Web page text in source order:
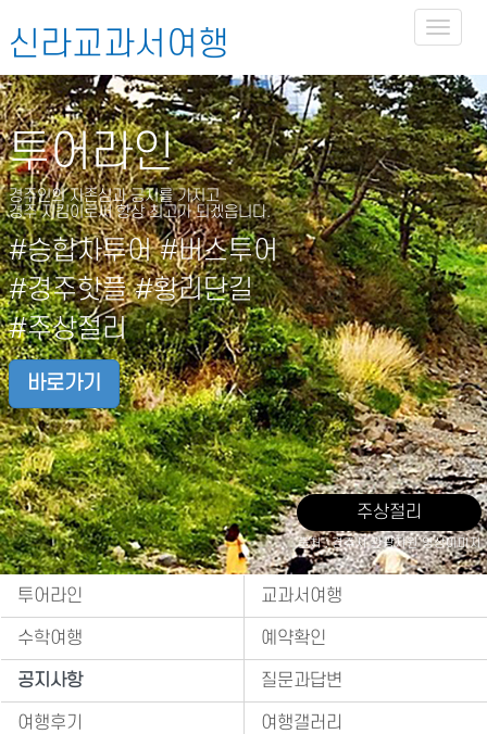
Toggle
신라교과서여행
투어라인
경주인의 자존심과 긍지를 가지고
경주 지킴이로써 항상 최고가 되겠읍니다.
#승합차투어 #버스투어
#경주핫플 #황리단길
#주상절리
바로가기
주상절리
출처 : 경주시 관광자원 영상이미지
투어라인 교과서여행
수학여행 예약확인
공지사항 질문과답변
여행후기 여행갤러리